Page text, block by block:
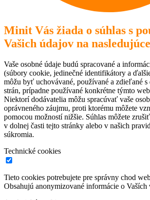
Minit Vás žiada o súhlas s
Vašich údajov na
Vaše osobné údaje budú spracované a
(súbory cookie, jedinečné identifikátory a
môžu byť uchovávané, používané a zdieľané
strán, prípadne používané konkrétne týmto
Niektorí dodávatelia môžu spracúvať vaše
oprávneného záujmu, proti ktorému môžete
pomocou možností nižšie. Súhlas môžete
v dolnej časti tejto stránky alebo v našich
súkromia.
Technické cookies
Tieto cookies potrebujete pre správny chod
Obsahujú anonymizované informácie o Vaších